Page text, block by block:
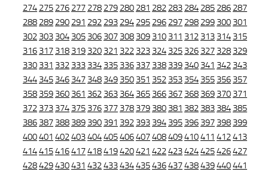
274 275 276 277 278 279 280 281 282 283 284 285 286 287
288 289 290 291 292 293 294 295 296 297 298 299 300 301
302 303 304 305 306 307 308 309 310 311 312 313 314 315
316 317 318 319 320 321 322 323 324 325 326 327 328 329
330 331 332 333 334 335 336 337 338 339 340 341 342 343
344 345 346 347 348 349 350 351 352 353 354 355 356 357
358 359 360 361 362 363 364 365 366 367 368 369 370 371
372 373 374 375 376 377 378 379 380 381 382 383 384 385
386 387 388 389 390 391 392 393 394 395 396 397 398 399
400401 402403404405406407408409410411 412413
414415416417418419420421 422423424425426427
428429430431 432433434435436437438439440441